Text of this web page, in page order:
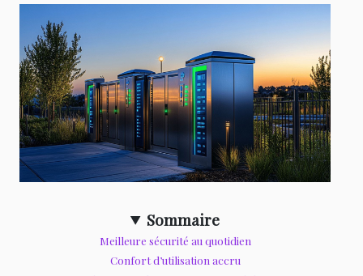
Sommaire
Meilleure sécurité au quotidien
Confort d’utilisation accru